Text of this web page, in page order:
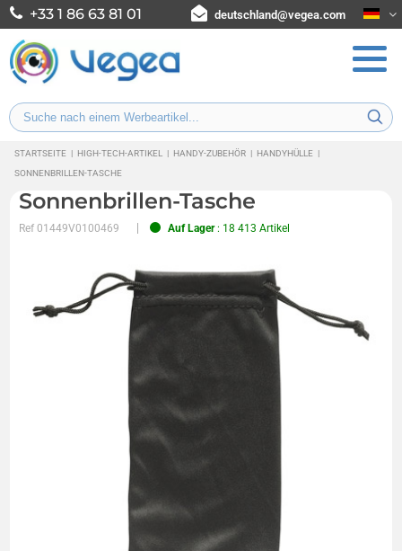
+33 1 86 63 81 01 deutschland@vegea.com
STARTSEITE | HIGH-TECH-ARTIKEL | HANDY-ZUBEHÖR | HANDYHÜLLE |
SONNENBRILLEN-TASCHE
Sonnenbrillen-Tasche
Ref01449V0100469 Auf Lager: 18 413 Artikel